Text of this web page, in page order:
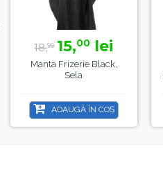
18, 99 15, 00lei
Manta Frizerie Black,
Sela
ADAUGĂ ÎN COȘ